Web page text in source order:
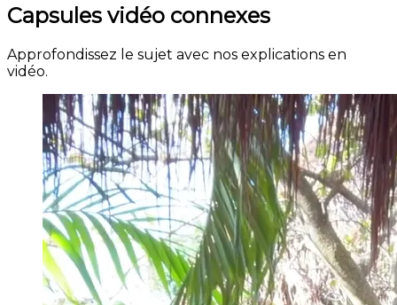
Capsules vidéo connexes
Approfondissez le sujet avec nos explications en
vidéo.